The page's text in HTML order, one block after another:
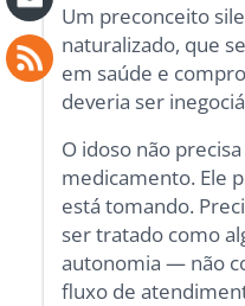
Um preconceito
naturalizado, que
em saúde e
deveria ser
O idoso não
medicamento. Ele
está tomando.
ser tratado como
autonomia — não
fluxo de